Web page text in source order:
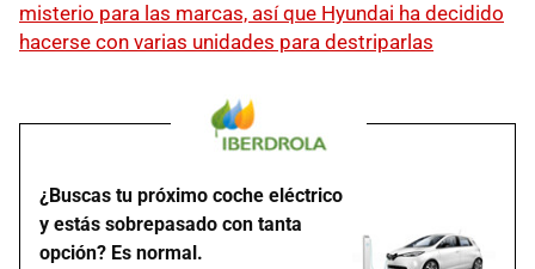
misterio para las marcas, así que Hyundai ha decidido
hacerse con varias unidades para destriparlas
¿Buscas tu próximo coche eléctrico
y estás sobrepasado con tanta
opción? Es normal.